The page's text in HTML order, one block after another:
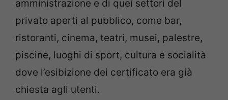
amministrazione e di quei settori del
privato aperti al pubblico, come bar,
ristoranti, cinema, teatri, musei, palestre,
piscine, luoghi di sport, cultura e socialità
dove l’esibizione dei certificato era già
chiesta agli utenti.